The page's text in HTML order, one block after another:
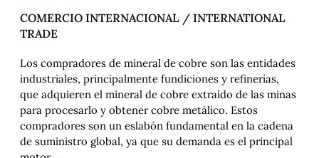
COMERCIO INTERNACIONAL / INTERNATIONAL
TRADE
Los compradores de mineral de cobre son las entidades
industriales, principalmente fundiciones y refinerías,
que adquieren el mineral de cobre extraído de las minas
para procesarlo y obtener cobre metálico. Estos
compradores son un eslabón fundamental en la cadena
de suministro global, ya que su demanda es el principal